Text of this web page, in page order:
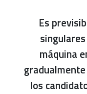
Es
máquina
los